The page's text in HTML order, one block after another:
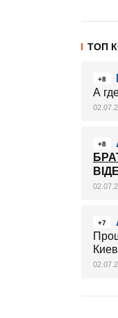
ТОП
+8
А
+8
+7